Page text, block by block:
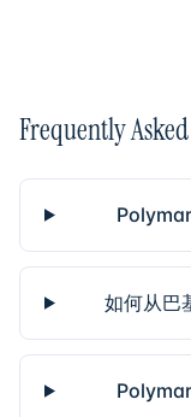
Frequently
如何从巴